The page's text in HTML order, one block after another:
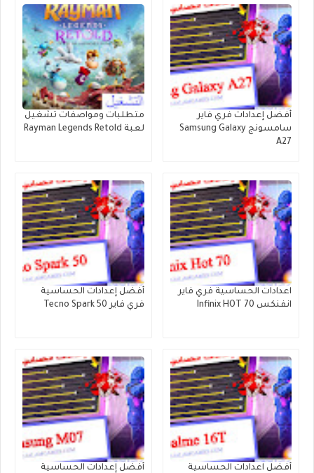
أفضل إعدادات فري فاير
سامسونج Samsung Galaxy
A27
متطلبات ومواصفات تشغيل
لعبة Rayman Legends Retold
اعدادات الحساسية فري فاير
انفنكس Infinix HOT 70
أفضل إعدادات الحساسية
فري فاير Tecno Spark 50
أفضل اعدادات الحساسية أفضل إعدادات الحساسية